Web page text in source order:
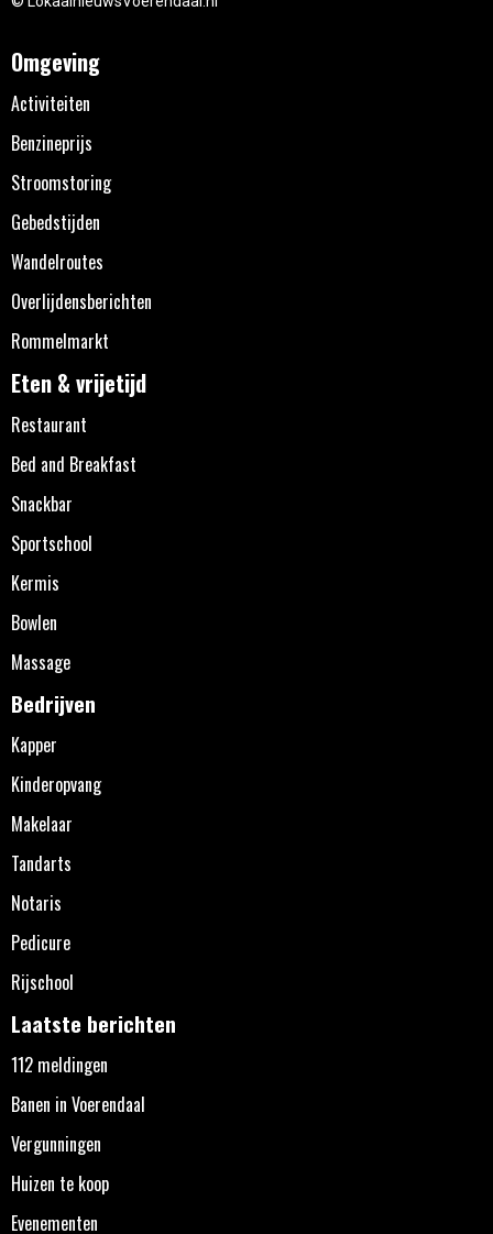
Omgeving
Activiteiten
Benzineprijs
Stroomstoring
Gebedstijden
Wandelroutes
Overlijdensberichten
Rommelmarkt
Eten & vrijetijd
Restaurant
Bed and Breakfast
Snackbar
Sportschool
Kermis
Bowlen
Massage
Bedrijven
Kapper
Kinderopvang
Makelaar
Tandarts
Notaris
Pedicure
Rijschool
Laatste berichten
112 meldingen
Banen in Voerendaal
Vergunningen
Huizen te koop
Evenementen